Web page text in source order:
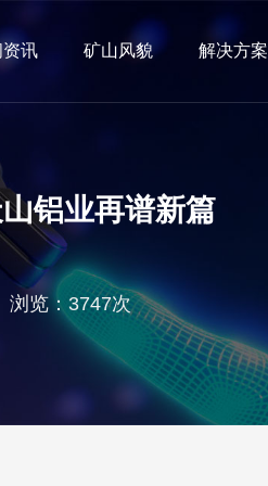
资讯 矿山风貌 解决方案
铝业再谱新篇
览：3747次